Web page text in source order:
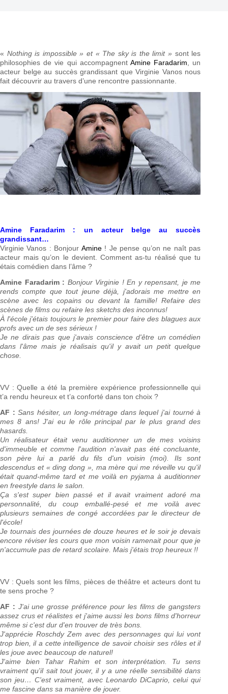
« Nothing is impossible » et « The sky is the limit » sont les
philosophies de vie qui accompagnent Amine Faradarim , un
acteur belge au succès grandissant que Virginie Vanos nous
fait découvrir au travers d’une rencontre passionnante.
Amine Faradarim : un acteur belge au succès
grandissant…
Virginie Vanos : Bonjour Amine! Je pense qu’on ne naît pas
acteur mais qu’on le devient. Comment as-tu réalisé que tu
étais comédien dans l’âme ?
Amine Faradarim : Bonjour Virginie ! En y repensant, je me
rends compte que tout jeune déjà, j'adorais me mettre en
scène avec les copains ou devant la famille! Refaire des
scènes de films ou refaire les sketchs des inconnus!
À l'école j'étais toujours le premier pour faire des blagues aux
profs avec un de ses sérieux !
Je ne dirais pas que j'avais conscience d'être un comédien
dans l'âme mais je réalisais qu'il y avait un petit quelque
chose.
VV : Quelle a été la première expérience professionnelle qui
t’a rendu heureux et t’a conforté dans ton choix ?
AF : Sans hésiter, un long-métrage dans lequel j'ai tourné à
mes 8 ans! J'ai eu le rôle principal par le plus grand des
hasards.
Un réalisateur était venu auditionner un de mes voisins
d'immeuble et comme l'audition n'avait pas été concluante,
son père lui a parlé du fils d'un voisin (moi). Ils sont
descendus et « ding dong », ma mère qui me réveille vu qu'il
était quand-même tard et me voilà en pyjama à auditionner
en freestyle dans le salon.
Ça s'est super bien passé et il avait vraiment adoré ma
personnalité, du coup emballé-pesé et me voilà avec
plusieurs semaines de congé accordées par le directeur de
l'école!
Je tournais des journées de douze heures et le soir je devais
encore réviser les cours que mon voisin ramenait pour que je
n'accumule pas de retard scolaire. Mais j'étais trop heureux !!
VV : Quels sont les films, pièces de théâtre et acteurs dont tu
te sens proche ?
AF : J'ai une grosse préférence pour les films de gangsters
assez crus et réalistes et j'aime aussi les bons films d'horreur
même si c'est dur d'en trouver de très bons.
J'apprécie Roschdy Zem avec des personnages qui lui vont
trop bien, il a cette intelligence de savoir choisir ses rôles et il
les joue avec beaucoup de naturel!
J'aime bien Tahar Rahim et son interprétation. Tu sens
vraiment qu'il sait tout jouer, il y a une réelle sensibilité dans
son jeu… C'est vraiment, avec Leonardo DiCaprio, celui qui
me fascine dans sa manière de jouer.